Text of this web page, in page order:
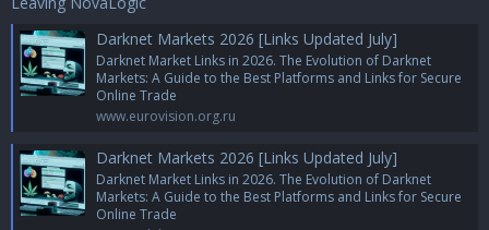
Darknet Markets 2026 [Links Updated July]
Darknet Market Links in 2026. The Evolution of Darknet
Markets: A Guide to the Best Platforms and Links for Secure
Online Trade
www.eurovision.org.ru
Darknet Markets 2026 [Links Updated July]
Darknet Market Links in 2026. The Evolution of Darknet
Markets: A Guide to the Best Platforms and Links for Secure
Online Trade